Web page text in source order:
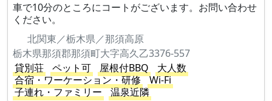
車で10分のところにコートがございます。お問い合わせ
ください。
北関東／栃木県／那須高原
栃木県那須郡那須町大字高久乙3376-557
貸別荘
ペット可 屋根付BBQ
大人数
合宿・ワーケーション・研修
Wi-Fi
子連れ・ファミリー
温泉近隣